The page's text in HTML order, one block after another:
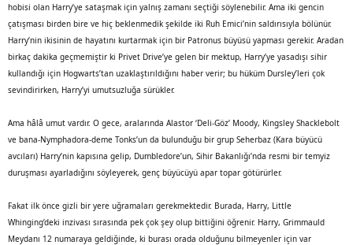
hobisi olan Harry’ye sataşmak için yalnış zamanı seçtiği söylenebilir. Ama iki gencin
çatışması birden bire ve hiç beklenmedik şekilde iki Ruh Emici’nin saldırısıyla bölünür.
Harry’nin ikisinin de hayatını kurtarmak için bir Patronus büyüsü yapması gerekir. Aradan
birkaç dakika geçmemiştir ki Privet Drive’ye gelen bir mektup, Harry’ye yasadışı sihir
kullandığı için Hogwarts’tan uzaklaştırıldığını haber verir; bu hüküm Dursley’leri çok
sevindirirken, Harry’yi umutsuzluğa sürükler.
Ama hâlâ umut vardır. O gece, aralarında Alastor ‘Deli-Göz’ Moody, Kingsley Shacklebolt
ve bana-Nymphadora-deme Tonks’un da bulunduğu bir grup Seherbaz (Kara büyücü
avcıları) Harry’nin kapısına gelip, Dumbledore’un, Sihir Bakanlığı’nda resmi bir temyiz
duruşması ayarladığını söyleyerek, genç büyücüyü apar topar götürürler.
Fakat ilk önce gizli bir yere uğramaları gerekmektedir. Burada, Harry, Little
Whinging’deki inzivası sırasında pek çok şey olup bittiğini öğrenir. Harry, Grimmauld
Meydanı 12 numaraya geldiğinde, ki burası orada olduğunu bilmeyenler için var